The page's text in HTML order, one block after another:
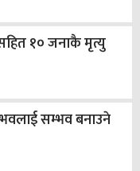
१० जनाकै मृत्यु
सम्भव बनाउने